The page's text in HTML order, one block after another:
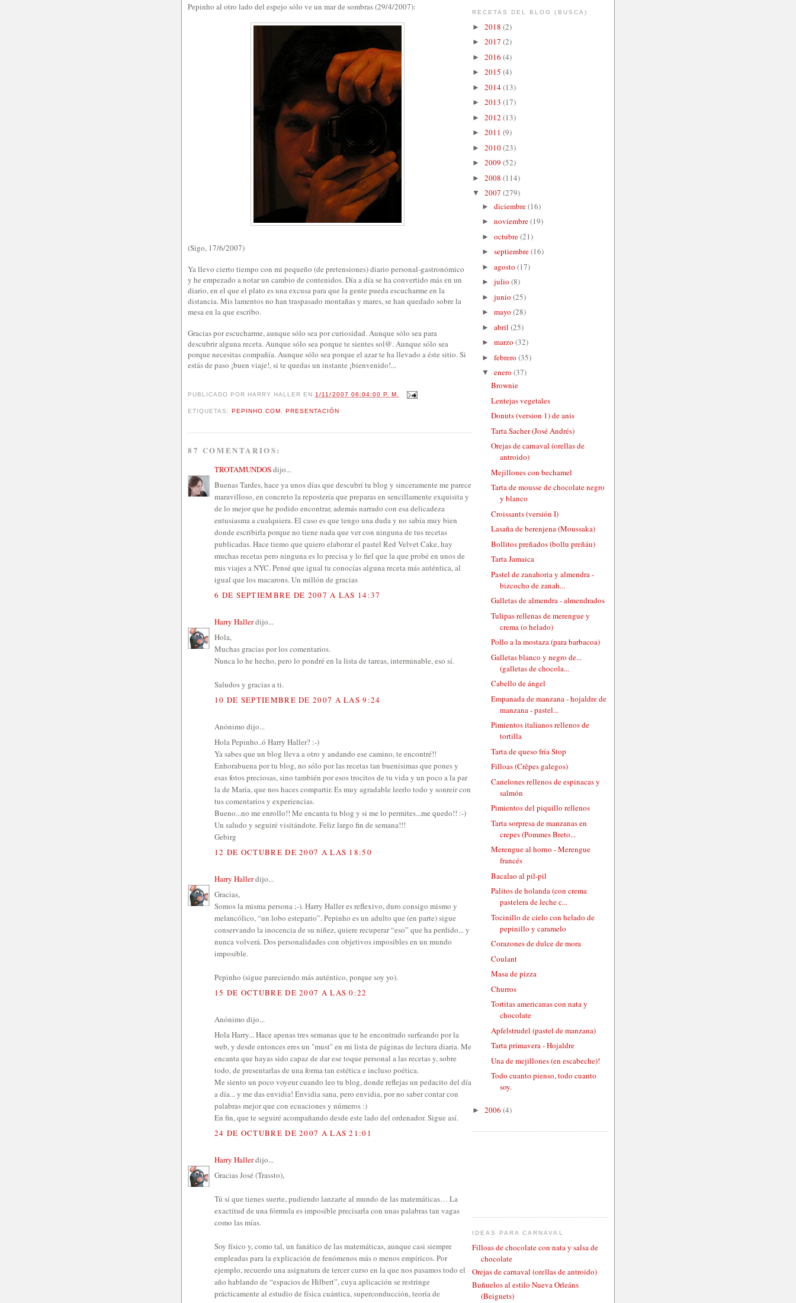
Pepinho al otro lado del espejo sólo ve un mar de sombras (29/4/2007):
(Sigo, 17/6/2007)
Ya llevo cierto tiempo con mi pequeño (de pretensiones) diario personal-gastronómico
y he empezado a notar un cambio de contenidos. Día a día se ha convertido más en un
diario, en el que el plato es una excusa para que la gente pueda escucharme en la
distancia. Mis lamentos no han traspasado montañas y mares, se han quedado sobre la
mesa en la que escribo.
Gracias por escucharme, aunque sólo sea por curiosidad. Aunque sólo sea para
descubrir alguna receta. Aunque sólo sea porque te sientes sol@. Aunque sólo sea
porque necesitas compañía. Aunque sólo sea porque el azar te ha llevado a éste sitio. Si
estás de paso ¡buen viaje!, si te quedas un instante ¡bienvenido!...
PUBLICADO POR HARRY HALLER EN 1/11/2007 06:04:00 P. M.
ETIQUETAS:PEPINHO.COM ,PRESENTACIÓN
87 COMENTARIOS:
TROTAMUNDOSdijo...
Buenas Tardes, hace ya unos días que descubrí tu blog y sinceramente me parece
maravilloso, en concreto la repostería que preparas en sencillamente exquisita y
de lo mejor que he podido encontrar, además narrado con esa delicadeza
entusiasma a cualquiera. El caso es que tengo una duda y no sabía muy bien
donde escribirla porque no tiene nada que ver con ninguna de tus recetas
publicadas. Hace tiemo que quiero elaborar el pastel Red Velvet Cake, hay
muchas recetas pero ninguna es lo precisa y lo fiel que la que probé en unos de
mis viajes a NYC. Pensé que igual tu conocías alguna receta más auténtica, al
igual que los macarons. Un millón de gracias
6 DE SEPTIEMBRE DE 2007 A LAS 14:37
Harry Hallerdijo...
Hola,
Muchas gracias por los comentarios.
Nunca lo he hecho, pero lo pondré en la lista de tareas, interminable, eso sí.
Saludos y gracias a ti.
10 DE SEPTIEMBRE DE 2007 A LAS 9:24
Anónimo dijo...
Hola Pepinho..ó Harry Haller? :-)
Ya sabes que un blog lleva a otro y andando ese camino, te encontré!!
Enhorabuena por tu blog, no sólo por las recetas tan buenísimas que pones y
esas fotos preciosas, sino también por esos trocitos de tu vida y un poco a la par
la de María, que nos haces compartir. Es muy agradable leerlo todo y sonreír con
tus comentarios y experiencias.
Bueno...no me enrollo!! Me encanta tu blog y si me lo permites...me quedo!! :-)
Un saludo y seguiré visitándote. Feliz largo fin de semana!!!
Gebirg
12 DE OCTUBRE DE 2007 A LAS 18:50
Harry Hallerdijo...
Gracias,
Somos la misma persona ;-). Harry Haller es reflexivo, duro consigo mismo y
melancólico, “un lobo estepario”. Pepinho es un adulto que (en parte) sigue
conservando la inocencia de su niñez, quiere recuperar “eso” que ha perdido... y
nunca volverá. Dos personalidades con objetivos imposibles en un mundo
imposible.
Pepinho (sigue pareciendo más auténtico, porque soy yo).
15 DE OCTUBRE DE 2007 A LAS 0:22
Anónimo dijo...
Hola Harry... Hace apenas tres semanas que te he encontrado surfeando por la
web, y desde entonces eres un "must" en mi lista de páginas de lectura diaria. Me
encanta que hayas sido capaz de dar ese toque personal a las recetas y, sobre
todo, de presentarlas de una forma tan estética e incluso poética.
Me siento un poco voyeur cuando leo tu blog, donde reflejas un pedacito del día
a día... y me das envidia! Envidia sana, pero envidia, por no saber contar con
palabras mejor que con ecuaciones y números :)
En fin, que te seguiré acompañando desde este lado del ordenador. Sigue así.
24 DE OCTUBRE DE 2007 A LAS 21:01
Harry Hallerdijo...
Gracias José (Trassto),
Tú sí que tienes suerte, pudiendo lanzarte al mundo de las matemáticas… La
exactitud de una fórmula es imposible precisarla con unas palabras tan vagas
como las mías.
Soy físico y, como tal, un fanático de las matemáticas, aunque casi siempre
empleadas para la explicación de fenómenos más o menos empíricos. Por
ejemplo, recuerdo una asignatura de tercer curso en la que nos pasamos todo el
año hablando de “espacios de Hilbert”, cuya aplicación se restringe
prácticamente al estudio de física cuántica, superconducción, teoría de
RECETAS DEL BLOG (BUSCA)
► 2018 (2)
► 2017 (2)
► 2016 (4)
► 2015 (4)
► 2014(13)
► 2013 (17)
► 2012 (13)
► 2011 (9)
► 2010(23)
► 2009 (52)
► 2008 (114)
▼ 2007 (279)
► diciembre(16)
► noviembre(19)
► octubre(21)
► septiembre(16)
► agosto (17)
► julio (8)
► junio (25)
► mayo (28)
► abril (25)
► marzo (32)
► febrero (35)
▼ enero (37)
Brownie
Lentejas vegetales
Donuts (version 1) de anis
Tarta Sacher (José Andrés)
Orejas de carnaval (orellas de
antroido)
Mejillones con bechamel
Tarta de mousse de chocolate negro
y blanco
Croissants (versión I)
Lasaña de berenjena (Moussaka)
Bollitos preñados (bollu preñáu)
Tarta Jamaica
Pastel de zanahoria y almendra -
bizcocho de zanah...
Galletas de almendra - almendrados
Tulipas rellenas de merengue y
crema (o helado)
Pollo a la mostaza (para barbacoa)
Galletas blanco y negro de...
(galletas de chocola...
Cabello de ángel
Empanada de manzana - hojaldre de
manzana - pastel...
Pimientos italianos rellenos de
tortilla
Tarta de queso fría Stop
Filloas (Crêpes galegos)
Canelones rellenos de espinacas y
salmón
Pimientos del piquillo rellenos
Tarta sorpresa de manzanas en
crepes (Pommes Breto...
Merengue al horno - Merengue
francés
Bacalao al pil-pil
Palitos de holanda (con crema
pastelera de leche c...
Tocinillo de cielo con helado de
pepinillo y caramelo
Corazones de dulce de mora
Coulant
Masa de pizza
Churros
Tortitas americanas con nata y
chocolate
Apfelstrudel (pastel de manzana)
Tarta primavera - Hojaldre
Una de mejillones (en escabeche)!
Todo cuanto pienso, todo cuanto
soy.
► 2006 (4)
IDEAS PARA CARNAVAL
Filloas de chocolate con nata y salsa de
chocolate
Orejas de carnaval (orellas de antroido)
Buñuelos al estilo Nueva Orleáns
(Beignets)